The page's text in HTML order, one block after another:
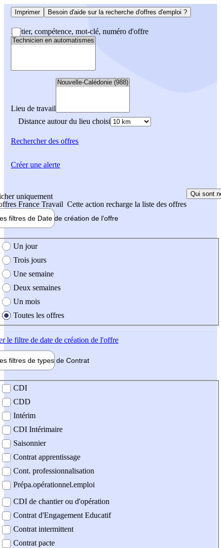
Imprimer Besoin d'aide sur la recherche d'offres d'emploi ?
Métier, compétence, mot-clé, numéro d'offre
Lieu de travail
Distance autour du lieu choisi
Rechercherdes offres
uniquement
France Travail Cette action recharge la liste des offres
Qui sont
filtres de Date de création de l'offre
création de l'offre
Un jour
Trois jours
Une semaine
Deux semaines
Un mois
Toutes les offres
le filtre de date de création de l'offre
filtres de types de Contrat
contrat
CDI
CDD
Intérim
CDI Intérimaire
Saisonnier
Contrat apprentissage
Cont. professionnalisation
Prépa.opérationnel.emploi
CDI de chantier ou d'opération
Contrat d'Engagement Educatif
Contrat intermittent
Contrat pacte
Créer une alerte